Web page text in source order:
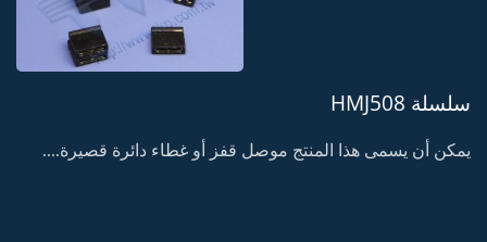
سلسلة HMJ508
يمكن أن يسمى هذا المنتج موصل قفز أو غطاء دائرة قصيرة....